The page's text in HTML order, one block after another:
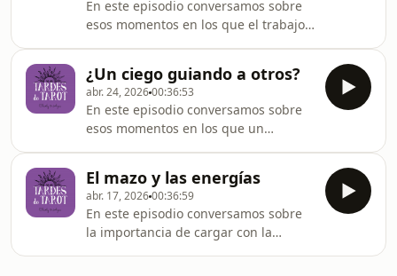
En este episodio conversamos sobre
esos momentos en los que el trabajo y
cómo el tarot puede darnos formas
para sobrellevar eso.
¿Un ciego guiando a otros?
abr. 24, 202600:36:53
En este episodio conversamos sobre
esos momentos en los que un
nosotros y exige mayor objetividad.
El mazo y las energías
abr. 17, 202600:36:59
En este episodio conversamos sobre
la importancia de cargar con la